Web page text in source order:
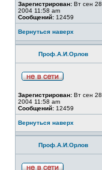
Зарегистрирован: Вт сен 28,
2004 11:58 am
Сообщений: 12459
Вернуться наверх
Проф.А.И.Орлов
Зарегистрирован: Вт сен 28,
2004 11:58 am
Сообщений: 12459
Вернуться наверх
Проф.А.И.Орлов